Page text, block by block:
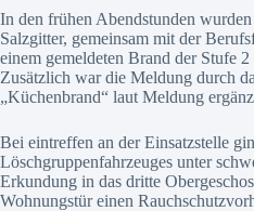
In den frühen Abendstunden
Salzgitter, gemeinsam mit der
einem gemeldeten Brand der Stufe
Zusätzlich war die Meldung durch
„Küchenbrand“ laut Meldung
Bei eintreffen an der Einsatzstelle
Löschgruppenfahrzeuges unter
Erkundung in das dritte
Wohnungstür einen